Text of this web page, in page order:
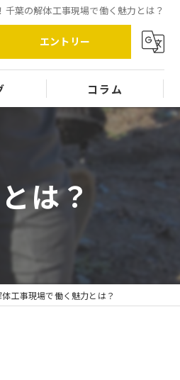
千葉の解体工事現場で働く魅力とは？
エントリー
コラム
は？
工事現場で働く魅力とは？